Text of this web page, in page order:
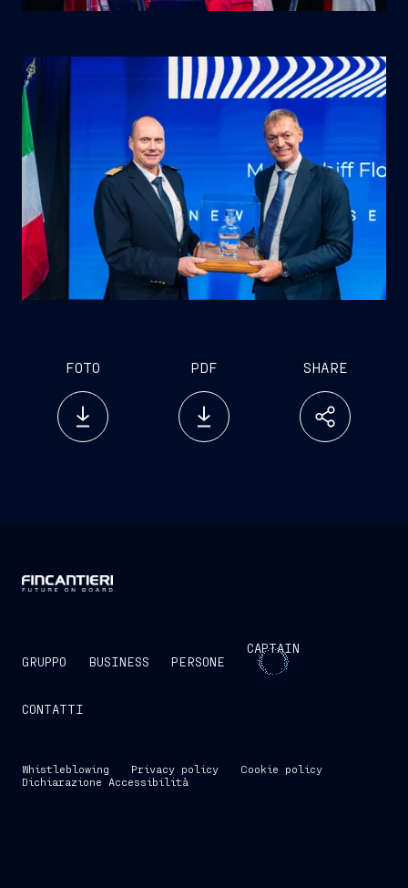
FOTO PDF SHARE
GRUPPO BUSINESS PERSONE
CAPTAIN
CONTATTI
Whistleblowing Privacy policy
Cookie policy
Dichiarazione Accessibilità